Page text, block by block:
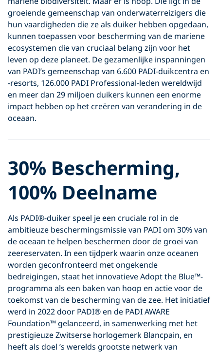
groeiende gemeenschap van onderwaterreizigers die
hun vaardigheden die ze als duiker hebben opgedaan,
kunnen toepassen voor bescherming van de mariene
ecosystemen die van cruciaal belang zijn voor het
leven op deze planeet. De gezamenlijke inspanningen
van PADI’s gemeenschap van 6.600 PADI-duikcentra en
-resorts, 126.000 PADI Professional-leden wereldwijd
en meer dan 29 miljoen duikers kunnen een enorme
impact hebben op het creëren van verandering in de
oceaan.
30% Bescherming,
100% Deelname
Als PADI®-duiker speel je een cruciale rol in de
ambitieuze beschermingsmissie van PADI om 30% van
de oceaan te helpen beschermen door de groei van
zeereservaten. In een tijdperk waarin onze oceanen
worden geconfronteerd met ongekende
bedreigingen, staat het innovatieve Adopt the Blue™-
programma als een baken van hoop en actie voor de
toekomst van de bescherming van de zee. Het initiatief
werd in 2022 door PADI® en de PADI AWARE
Foundation™ gelanceerd, in samenwerking met het
prestigieuze Zwitserse horlogemerk Blancpain, en
heeft als doel ’s werelds grootste netwerk van